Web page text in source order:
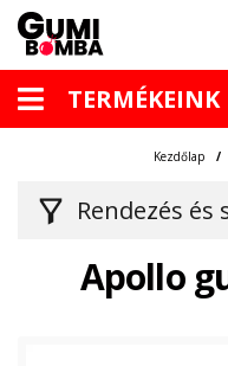
TERMÉKEINK
Rendezés és
Kezdőlap
Apollo